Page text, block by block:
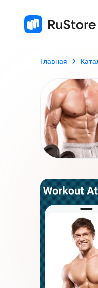
Главная
Скриншоты